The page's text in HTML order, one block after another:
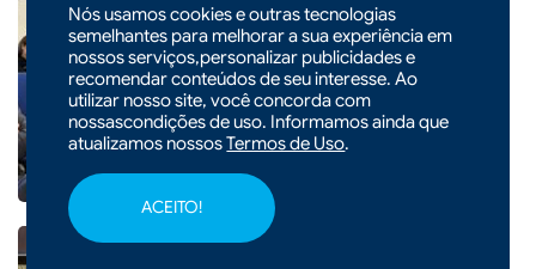
Nós usamos cookies e outras tecnologias
semelhantes para melhorar a sua experiência em
nossos serviços,personalizar publicidades e
recomendar conteúdos de seu interesse. Ao
utilizar nosso site, você concorda com
nossascondições de uso. Informamos ainda que
atualizamos nossosTermos de Uso.
ACEITO!
Seminário em Xaxim debate
inovação e rentabilidade com
sistemas produtivos
integrados